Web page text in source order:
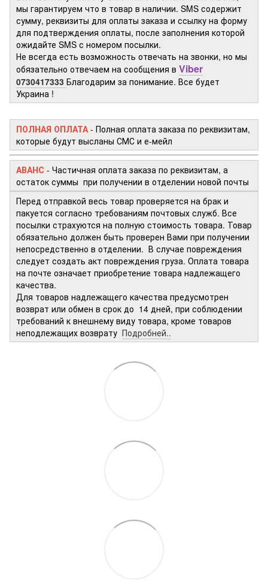
мы гарантируем что в товар в наличии. SMS содержит
сумму, реквизиты для оплаты заказа и ссылку на форму
для подтверждения оплаты, после заполнения которой
ожидайте SMS с номером посылки.
Не всегда есть возможность отвечать на звонки, но мы
обязательно отвечаем на сообщения в Viber
0730417333 Благодарим за понимание. Все будет
Украина !
ПОЛНАЯ ОПЛАТА - Полная оплата заказа по реквизитам,
которые будут высланы СМС и е-мейл
АВАНС - Частичная оплата заказа по реквизитам, а
остаток суммы при получении в отделении новой почты
Перед отправкой весь товар проверяется на брак и
пакуется согласно требованиям почтовых служб. Все
посылки страхуются на полную стоимость товара. Товар
обязательно должен быть проверен Вами при получении
непосредственно в отделении. В случае повреждения
следует создать акт повреждения груза. Оплата товара
на почте означает приобретение товара надлежащего
качества.
Для товаров надлежащего качества предусмотрен
возврат или обмен в срок до 14 дней, при соблюдении
требований к внешнему виду товара, кроме товаров
неподлежащих возврату Подробней..